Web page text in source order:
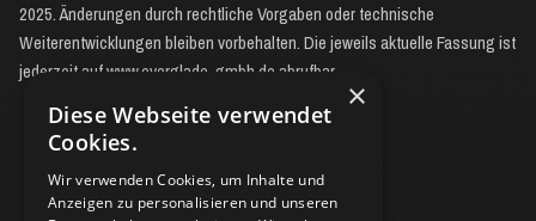
2025. Änderungen durch rechtliche Vorgaben oder technische
Weiterentwicklungen bleiben vorbehalten. Die jeweils aktuelle Fassung ist
jederzeit auf www.everglade-gmbh.de abrufbar.
×
Diese Webseite verwendet
Cookies.
Wir verwenden Cookies, um Inhalte und
Anzeigen zu personalisieren und unseren